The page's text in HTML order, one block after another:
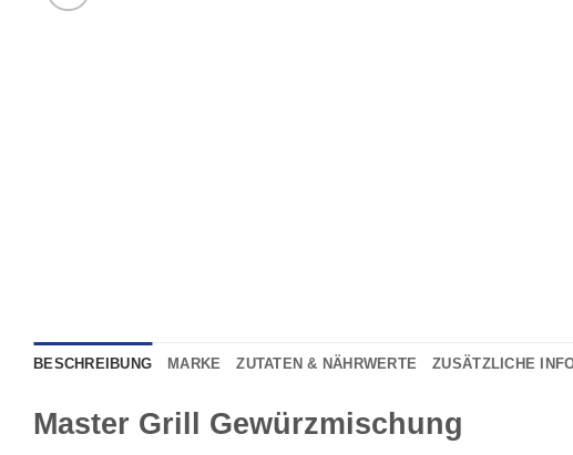
BESCHREIBUNG MARKE ZUTATEN & NÄHRWERTE ZUSÄTZLICHE
Master Grill Gewürzmischung